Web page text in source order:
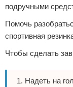
подручными
Помочь
спортивная
Чтобы сделать
Надеть на